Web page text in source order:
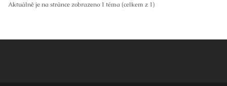
Aktuálně je na stránce zobrazeno 1 téma (celkem z 1)